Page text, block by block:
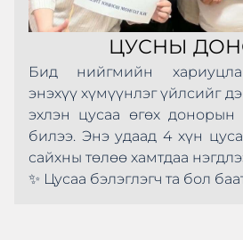
ЦУСНЫ
Бид нийгмийн
энэхүү хүмүүнлэг үйлсийг
эхлэн цусаа өгөх донорын
билээ. Энэ удаад 4 хүн
сайхны төлөө хамтдаа
✨ Цусаа бэлэглэгч та бол